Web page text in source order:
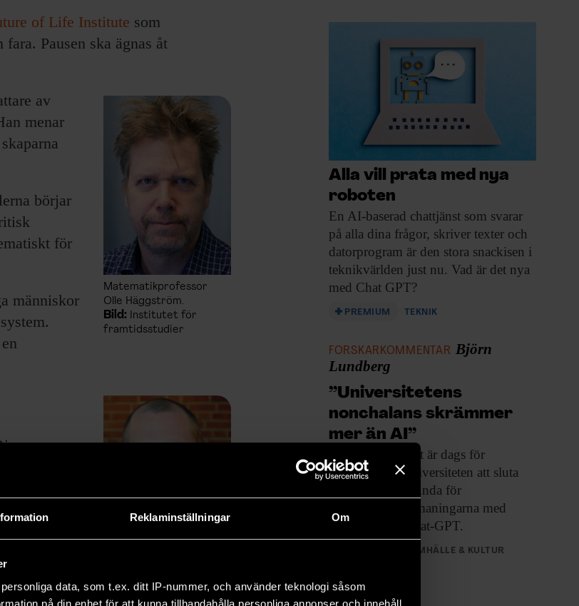
Reklaminställningar Om
data, som t.ex. ditt IP-nummer, och använder teknologi såsom
på din enhet för att kunna tillhandahålla personliga annonser och innehåll,
of Life Institute som
Pausen ska ägnas åt
Matematikprofessor
Olle Häggström.
Bild: Institutet för
framtidsstudier
av
menar
börjar
för
människor
Aleksis Pirinen, AI-
forskaren på
hur vi
de
Alla vill prata med nya
roboten
En AI-baserad chattjänst som svarar
på alla dina frågor, skriver texter och
datorprogram är den stora snackisen i
teknikvärlden just nu. Vad är det nya
med Chat GPT?
PREMIUM TEKNIK
FORSKARKOMMENTAR Björn
Lundberg
”Universitetens
nonchalans skrämmer
mer än AI”
Det är dags för
universiteten att sluta
blunda för
utmaningarna med
Chat-GPT.
SAMHÄLLE & KULTUR